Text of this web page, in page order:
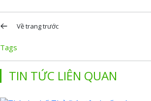
Về trang trước
Tags
TIN TỨC LIÊN QUAN